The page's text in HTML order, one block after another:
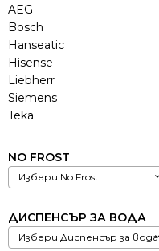
AEG
Bosch
Hanseatic
Hisense
Liebherr
Siemens
Teka
NO FROST
Избери No Frost
ДИСПЕНСЪР ЗА ВОДА
Избери Диспенсър за вода